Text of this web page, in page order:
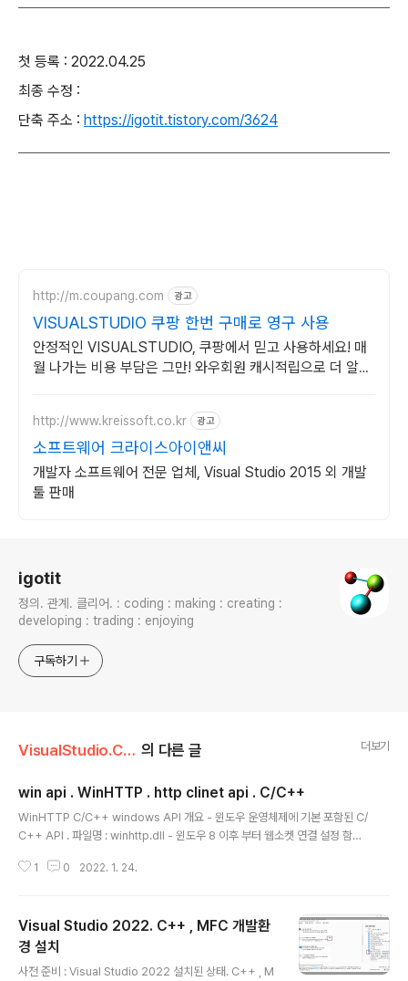
첫 등록 : 2022.04.25
최종 수정 :
단축 주소 : https://igotit.tistory.com/3624
http://m.coupang.com 광고
VISUALSTUDIO 쿠팡 한번 구매로 영구 사용
안정적인 VISUALSTUDIO, 쿠팡에서 믿고 사용하세요! 매
월 나가는 비용 부담은 그만! 와우회원 캐시적립으로 더 알뜰
http://www.kreissoft.co.kr 광고
소프트웨어 크라이스아이앤씨
개발자 소프트웨어 전문 업체, Visual Studio 2015 외 개발
툴 판매
igotit
정의. 관계. 클리어. : coding : making : creating :
developing : trading : enjoying
구독하기
VisualStudio.C++.C# 의 다른 글 더보기
win api . WinHTTP . http clinet api . C/C++
WinHTTP C/C++ windows API 개요 - 윈도우 운영체제에 기본 포함된 C/
C++ API . 파일명 : winhttp.dll - 윈도우 8 이후 부터 웹소켓 연결 설정 함수
SocketReceive - 현재(2022.03) 최신 버전 5.1 . 버전 5.0 은 2004년 10
s HTTP 요청 핸들에 하나 이상의 HTTP 요청 헤더를 추가합니다. WinHttp
AddRequestHeadersEx HTTP 요청 핸들에 하나 이상의 ..
1 0 2022. 1. 24.
Visual Studio 2022. C++ , MFC 개발환
경 설치
사전 준비 : Visual Studio 2022 설치된 상태. C++ , M